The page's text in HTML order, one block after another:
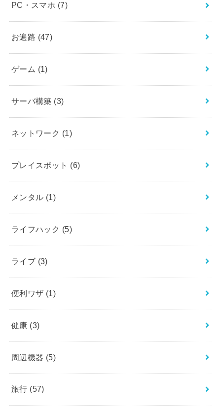
PC・スマホ (7)
お遍路 (47)
ゲーム (1)
サーバ構築 (3)
ネットワーク (1)
プレイスポット (6)
メンタル (1)
ライフハック (5)
ライブ (3)
便利ワザ (1)
健康 (3)
周辺機器 (5)
旅行 (57)